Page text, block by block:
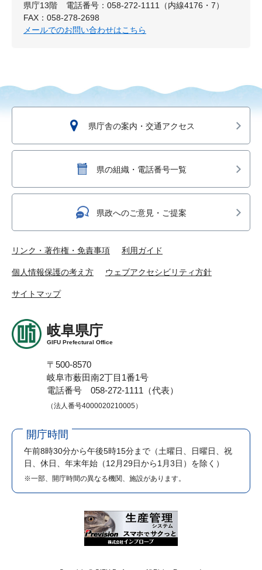
県庁13階
電話番号：058-272-1111（内線4176・7）
FAX：058-278-2698
メールでのお問い合わせはこちら
県庁舎の案内・交通アクセス
県の組織・電話番号一覧
県政へのご意見・ご提案
リンク・著作権・免責事項 利用ガイド
個人情報保護の考え方 ウェブアクセシビリティ方針
サイトマップ
岐阜県庁
GIFU Prefectural Office
〒500-8570
岐阜市薮田南2丁目1番1号
電話番号 058-272-1111（代表）
（法人番号4000020210005）
開庁時間
午前8時30分から午後5時15分まで （土曜日、日曜日、祝
日、休日、年末年始（12月29日から1月3日）を除く）
※一部、開庁時間の異なる機関、施設があります。